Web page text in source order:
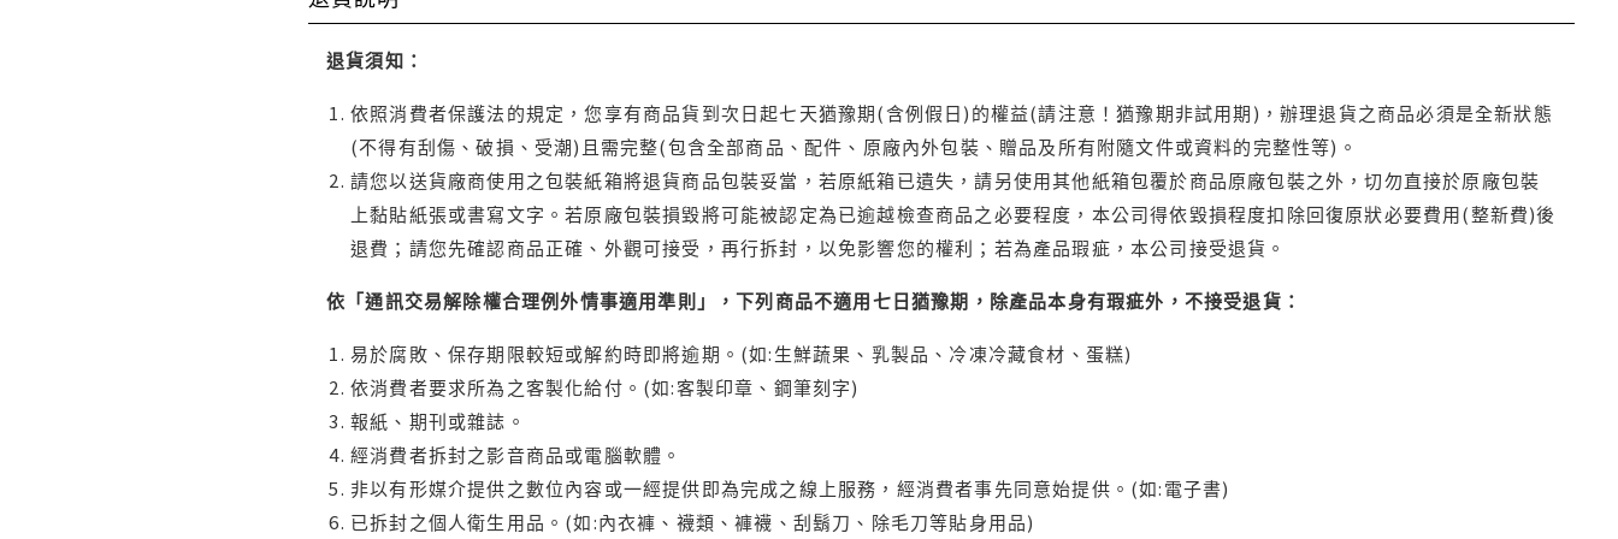
退貨須知：
依照消費者保護法的規定，您享有商品貨到次日起七天猶豫期(含例假日)的權益(請注意！猶豫期非試用期)，辦理退貨之商品必須是全新狀態
(不得有刮傷、破損、受潮)且需完整(包含全部商品、配件、原廠內外包裝、贈品及所有附隨文件或資料的完整性等)。
請您以送貨廠商使用之包裝紙箱將退貨商品包裝妥當，若原紙箱已遺失，請另使用其他紙箱包覆於商品原廠包裝之外，切勿直接於原廠包裝
上黏貼紙張或書寫文字。若原廠包裝損毀將可能被認定為已逾越檢查商品之必要程度，本公司得依毀損程度扣除回復原狀必要費用(整新費)後
退費；請您先確認商品正確、外觀可接受，再行拆封，以免影響您的權利；若為產品瑕疵，本公司接受退貨。
依「通訊交易解除權合理例外情事適用準則」，下列商品不適用七日猶豫期，除產品本身有瑕疵外，不接受退貨：
易於腐敗、保存期限較短或解約時即將逾期。(如:生鮮蔬果、乳製品、冷凍冷藏食材、蛋糕)
依消費者要求所為之客製化給付。(如:客製印章、鋼筆刻字)
報紙、期刊或雜誌。
經消費者拆封之影音商品或電腦軟體。
非以有形媒介提供之數位內容或一經提供即為完成之線上服務，經消費者事先同意始提供。(如:電子書)
已拆封之個人衛生用品。(如:內衣褲、襪類、褲襪、刮鬍刀、除毛刀等貼身用品)